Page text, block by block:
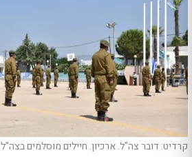
קרדיט: דובר צה"ל. ארכיון. חיילים מוסלמים בצה"ל